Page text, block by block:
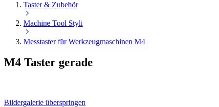
Taster & Zubehör
Machine Tool Styli
Messtaster für Werkzeugmaschinen M4
M4 Taster gerade
Bildergalerie überspringen